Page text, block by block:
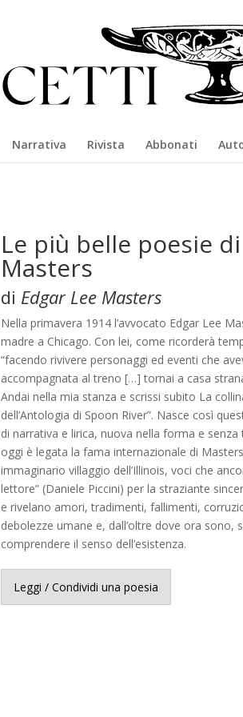
Narrativa Rivista Abbonati
Le più belle poesie
Masters
di Edgar Lee Masters
Nella primavera 1914 l’avvocato Edgar Lee
madre a Chicago. Con lei, come ricorderà
“facendo rivivere personaggi ed eventi che
accompagnata al treno […] tornai a casa
Andai nella mia stanza e scrissi subito La
dell’Antologia di Spoon River”. Nasce così
di narrativa e lirica, nuova nella forma e senza
oggi è legata la fama internazionale di
immaginario villaggio dell’Illinois, voci che
lettore” (Daniele Piccini) per la straziante
e rivelano amori, tradimenti, fallimenti,
debolezze umane e, dall’oltre dove ora sono,
comprendere il senso dell’esistenza.
Leggi / Condividi una poesia